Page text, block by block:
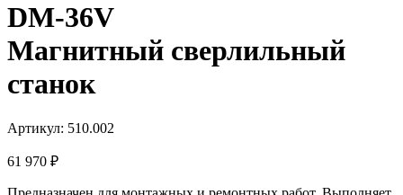
DM-36V
Магнитный сверлильный
станок
Артикул: 510.002
61 970 ₽